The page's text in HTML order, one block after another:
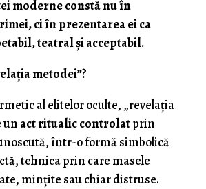
moderne constă nu în
ci în prezentarea ei ca
teatral și acceptabil.
metodei”?
al elitelor oculte, „revelația
un act ritualic controlatprin
într-o formă simbolică
tehnica prin care masele
mințite sau chiar distruse.